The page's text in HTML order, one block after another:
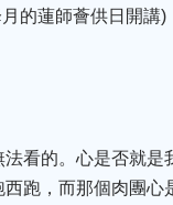
的蓮師薈供日開講)
法看的。心是否就
跑，而那個肉團